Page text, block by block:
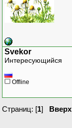
Svekor
Интересующийся
Offline
Страниц: [1] Вверх